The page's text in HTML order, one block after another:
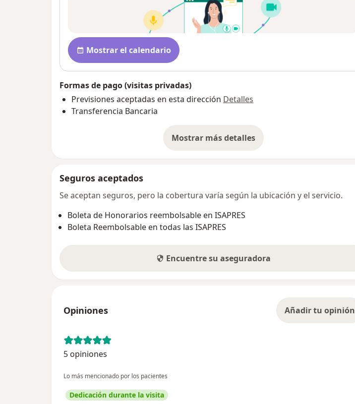
Disponibilidad
Mostrar el calendario
Formas de pago (visitas privadas)
Previsiones aceptadas en esta dirección Detalles
Transferencia Bancaria
Mostrar más detalles
sobre la dirección
Seguros aceptados
Se aceptan seguros, pero la cobertura varía según la ubicación y el servicio.
Boleta de Honorarios reembolsable en ISAPRES
Boleta Reembolsable en todas las ISAPRES
Encuentre su aseguradora
Opiniones Añadir tu opinión
5 opiniones
Lo más mencionado por los pacientes
Dedicación durante la visita